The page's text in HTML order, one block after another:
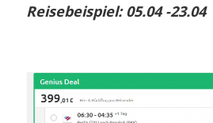
Reisebeispiel: 05.04 -23.04